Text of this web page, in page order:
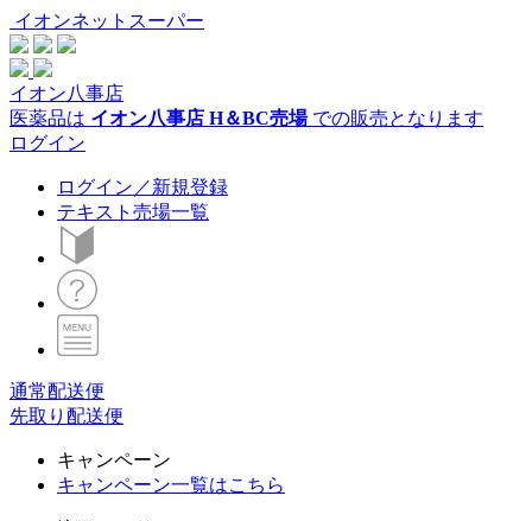
イオンネットスーパー
イオン八事店
医薬品は イオン八事店 H＆BC売場での販売となります
ログイン
ログイン／新規登録
テキスト売場一覧
通常配送便
先取り配送便
キャンペーン
キャンペーン一覧はこちら